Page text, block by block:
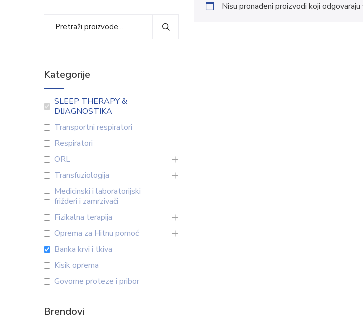
Nisu pronađeni proizvodi koji odgovaraju
Kategorije
SLEEP THERAPY &
DIJAGNOSTIKA
Transportni respiratori
Respiratori
ORL
Transfuziologija
Medicinski i laboratorijski
frižderi i zamrzivači
Fizikalna terapija
Oprema za Hitnu pomoć
Banka krvi i tkiva
Kisik oprema
Govorne proteze i pribor
Brendovi